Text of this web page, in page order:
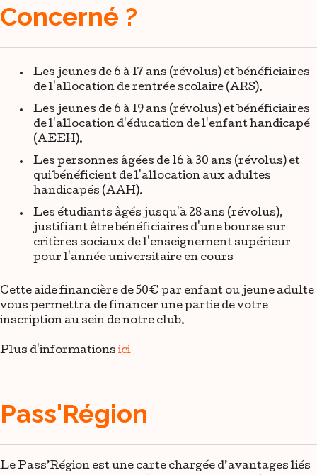
Concerné ?
Les jeunes de 6 à 17 ans (révolus) et bénéficiaires
de l'allocation de rentrée scolaire (ARS).
Les jeunes de 6 à 19 ans (révolus) et bénéficiaires
de l'allocation d'éducation de l'enfant handicapé
(AEEH).
Les personnes âgées de 16 à 30 ans (révolus) et
qui bénéficient de l'allocation aux adultes
handicapés (AAH).
Les étudiants âgés jusqu'à 28 ans (révolus),
justifiant être bénéficiaires d'une bourse sur
critères sociaux de l'enseignement supérieur
pour l'année universitaire en cours
Cette aide financière de 50€ par enfant ou jeune adulte
vous permettra de financer une partie de votre
inscription au sein de notre club.
Plus d'informations ici
Pass'Région
Le Pass’Région est une carte chargée d’avantages liés